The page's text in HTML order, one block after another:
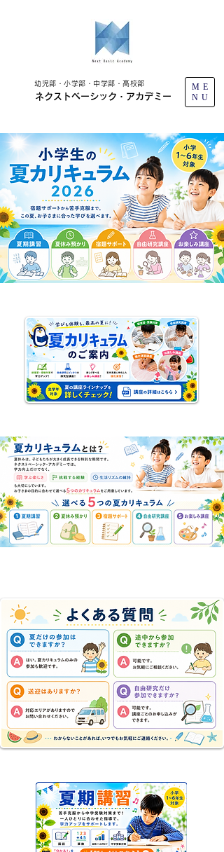
幼児部・小学部・中学部・高校部
ネクストベーシック・アカデミー
ME
NU